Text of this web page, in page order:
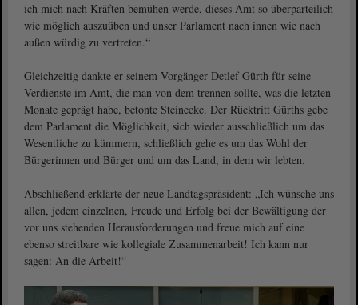
ich mich nach Kräften bemühen werde, dieses Amt so überparteilich
wie möglich auszuüben und unser Parlament nach innen wie nach
außen würdig zu vertreten.“
Gleichzeitig dankte er seinem Vorgänger Detlef Gürth für seine
Verdienste im Amt, die man von dem trennen sollte, was die letzten
Monate geprägt habe, betonte Steinecke. Der Rücktritt Gürths gebe
dem Parlament die Möglichkeit, sich wieder ausschließlich um das
Wesentliche zu kümmern, schließlich gehe es um das Wohl der
Bürgerinnen und Bürger und um das Land, in dem wir lebten.
Abschließend erklärte der neue Landtagspräsident: „Ich wünsche uns
allen, jedem einzelnen, Freude und Erfolg bei der Bewältigung der
vor uns stehenden Herausforderungen und freue mich auf eine
ebenso streitbare wie kollegiale Zusammenarbeit! Ich kann nur
sagen: An die Arbeit!“